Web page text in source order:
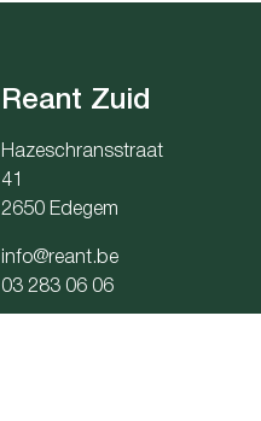
Reant Zuid
Hazeschransstraat
41
2650 Edegem
info@reant.be
03 283 06 06